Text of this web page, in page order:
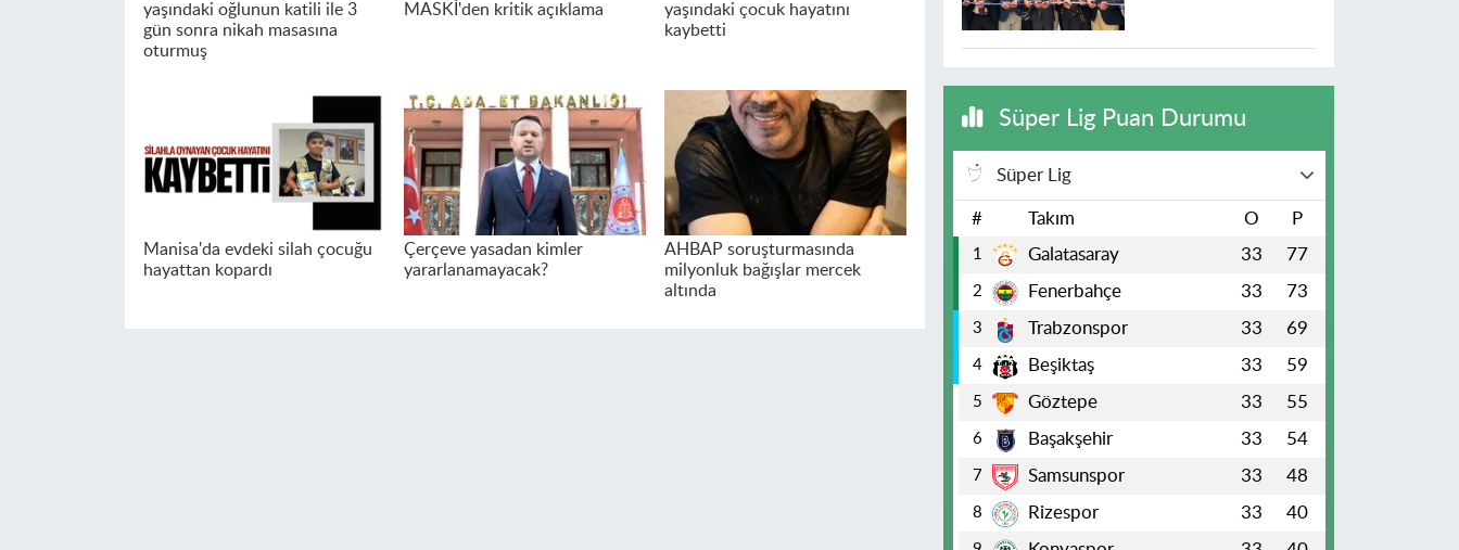
yaşındaki oğlunun katili ile 3
gün sonra nikah masasına
oturmuş
MASKİ'den kritik açıklama
yaşındaki çocuk hayatını
kaybetti
Manisa'da evdeki silah çocuğu
hayattan kopardı
Çerçeve yasadan kimler
yararlanamayacak?
AHBAP soruşturmasında
milyonluk bağışlar mercek
altında
Süper Lig Puan Durumu
Süper Lig
# Takım O P
1 Galatasaray 33 77
2 Fenerbahçe 33 73
3 Trabzonspor 33 69
4 Beşiktaş 33 59
5 Göztepe 33 55
6 Başakşehir 33 54
7 Samsunspor 33 48
8 Rizespor 33 40